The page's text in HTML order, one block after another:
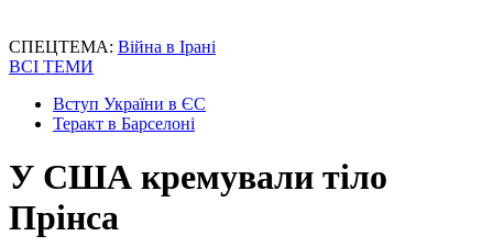
СПЕЦТЕМА: Війна в Ірані
ВСІ ТЕМИ
Вступ України в ЄС
Теракт в Барселоні
У США кремували тіло
Прінса